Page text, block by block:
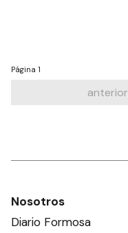
Página 1
anterior
Nosotros
Diario Formosa